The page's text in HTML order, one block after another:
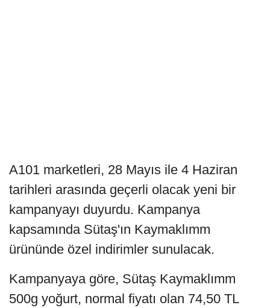
A101 marketleri, 28 Mayıs ile 4 Haziran
tarihleri arasında geçerli olacak yeni bir
kampanyayı duyurdu. Kampanya
kapsamında Sütaş'ın Kaymaklımm
ürününde özel indirimler sunulacak.
Kampanyaya göre, Sütaş Kaymaklımm
500g yoğurt, normal fiyatı olan 74,50 TL